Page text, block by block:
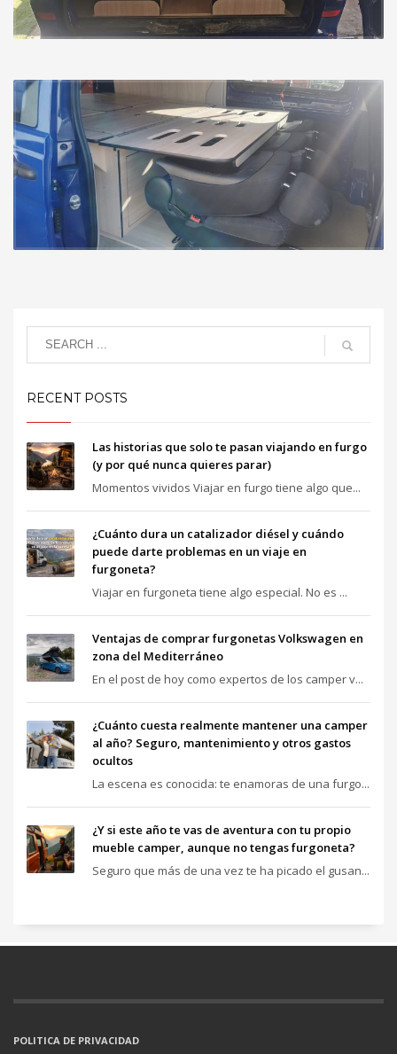
RECENT POSTS
Las historias que solo te pasan viajando en furgo
(y por qué nunca quieres parar)
Momentos vividos Viajar en furgo tiene algo que...
¿Cuánto dura un catalizador diésel y cuándo
puede darte problemas en un viaje en
furgoneta?
Viajar en furgoneta tiene algo especial. No es ...
Ventajas de comprar furgonetas Volkswagen en
zona del Mediterráneo
En el post de hoy como expertos de los camper v...
¿Cuánto cuesta realmente mantener una camper
al año? Seguro, mantenimiento y otros gastos
ocultos
La escena es conocida: te enamoras de una furgo...
¿Y si este año te vas de aventura con tu propio
mueble camper, aunque no tengas furgoneta?
Seguro que más de una vez te ha picado el gusan...
POLITICA DE PRIVACIDAD